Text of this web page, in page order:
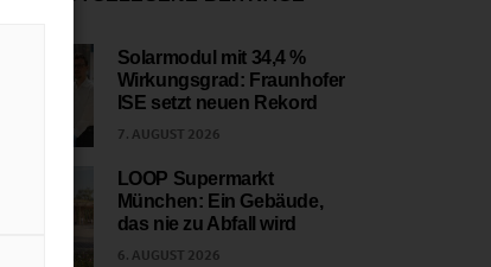
Solarmodul mit 34,4 %
Wirkungsgrad: Fraunhofer
ISE setzt neuen Rekord
7. AUGUST 2026
LOOP Supermarkt
München: Ein Gebäude,
das nie zu Abfall wird
6. AUGUST 2026